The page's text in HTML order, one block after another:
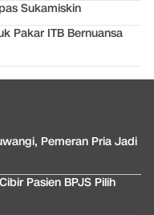
Sukamiskin
Pakar ITB Bernuansa
Pemeran Pria Jadi
Pasien BPJS Pilih